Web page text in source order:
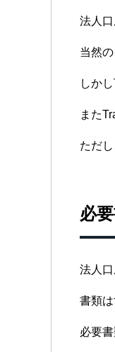
法人
当然
しか
また
ただ
必
法人
書類
必要